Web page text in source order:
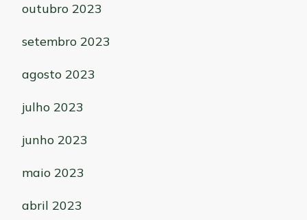
outubro 2023
setembro 2023
agosto 2023
julho 2023
junho 2023
maio 2023
abril 2023